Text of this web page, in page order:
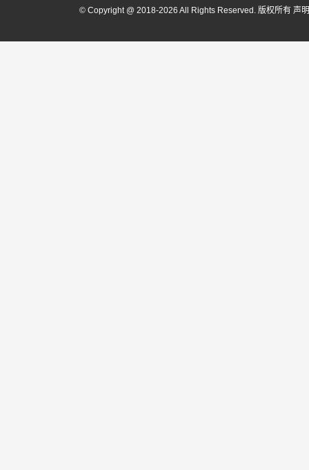
© Copyright @ 2018-2026 All Rights Reserved. 版权所有 声